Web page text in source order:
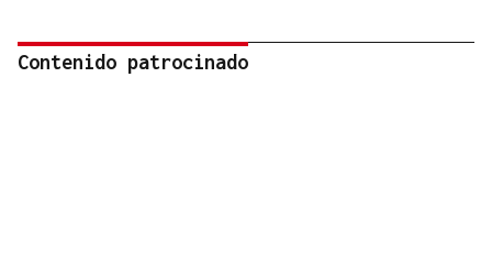
Contenido patrocinado